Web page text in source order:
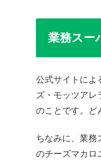
業務スー
公式サイトによ
ズ・モッツアレ
のことです。ど
ちなみに、業務
のチーズマカロ